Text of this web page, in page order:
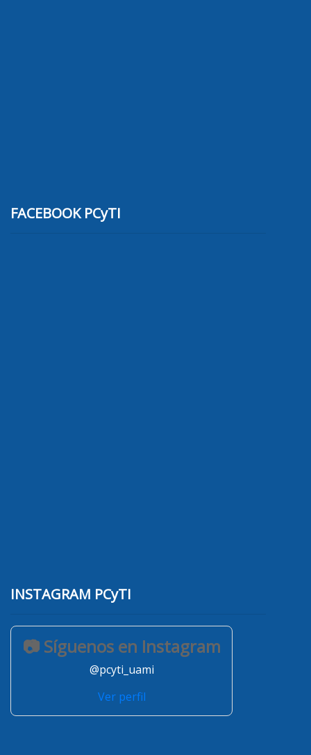
FACEBOOK PCyTI
INSTAGRAM PCyTI
📷 Síguenos en Instagram
@pcyti_uami
Ver perfil